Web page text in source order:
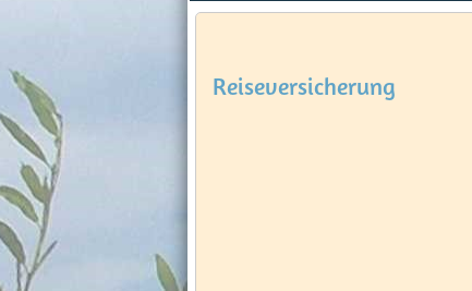
Reiseversicherung